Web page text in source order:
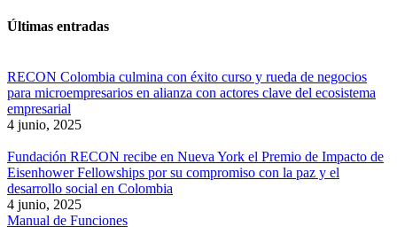
Últimas entradas
RECON Colombia culmina con éxito curso y rueda de negocios
para microempresarios en alianza con actores clave del ecosistema
empresarial
4 junio, 2025
Fundación RECON recibe en Nueva York el Premio de Impacto de
Eisenhower Fellowships por su compromiso con la paz y el
desarrollo social en Colombia
4 junio, 2025
Manual de Funciones